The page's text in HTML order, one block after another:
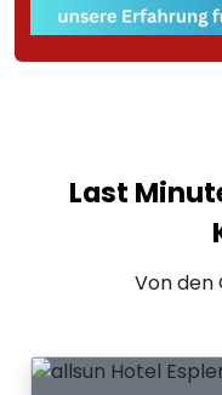
Last
Von den